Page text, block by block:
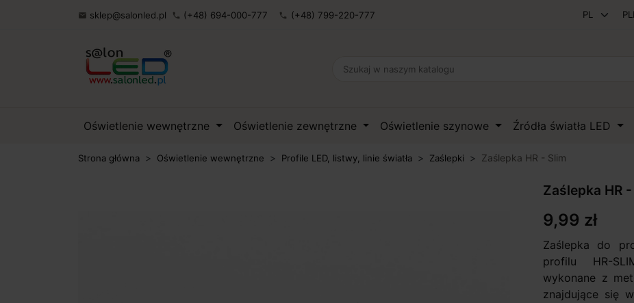
 sklep@salonled.pl phone (+48) 694-000-777 phone (+48) 799-220-777
Oświetlenie wewnętrzne Oświetlenie zewnętrzne Oświetlenie szynowe Źródła światła LED
Strona główna Oświetlenie wewnętrzne Profile LED, listwy, linie światła Zaślepki Zaślepka HR - Slim
Zaślepka HR
9,99 zł
Zaślepka do
profilu HR-
wykonane z
znajdujące się